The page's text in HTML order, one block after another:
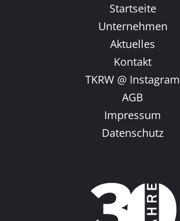
Startseite
Unternehmen
Aktuelles
Kontakt
TKRW @ Instagram
AGB
Impressum
Datenschutz